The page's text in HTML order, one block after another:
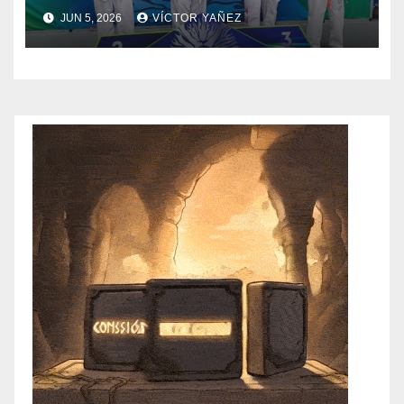
Copa Estado de México
JUN 5, 2026 VÍCTOR YAÑEZ